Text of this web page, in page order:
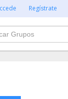
Regístrate